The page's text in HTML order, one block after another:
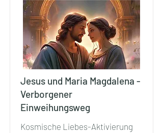
Jesus und Maria Magdalena -
Verborgener
Einweihungsweg
Kosmische Liebes-Aktivierung